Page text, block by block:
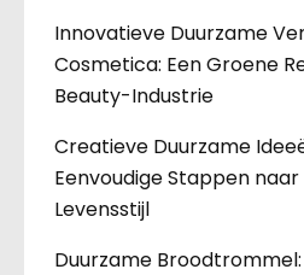
Innovatieve Duurzame
Cosmetica: Een Groene
Beauty-Industrie
Creatieve Duurzame
Eenvoudige Stappen
Levensstijl
Duurzame Broodtrommel: